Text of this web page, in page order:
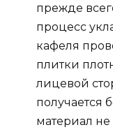
прежде
процесс
кафеля
плитки
лицевой
получается
материал